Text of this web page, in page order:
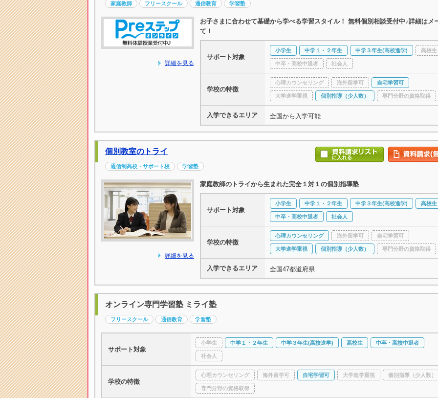
家庭教師 フリースクール 通信教育 学習塾
詳細を見る
お子さまに合わせて基礎から学べる学習スタイル！ 無料個別相談受付中♪詳細はメ
て！
サポート対象
小学生 中学１・２年生 中学３年生(高校進学) 高校生
中卒・高校中退者 社会人
学校の特徴
心理カウンセリング 海外留学可 自宅学習可
大学進学重視 個別指導（少人数） 専門分野の資格取得
入学できるエリア 全国から入学可能
個別教室のトライ
通信制高校・サポート校 学習塾
詳細を見る
家庭教師のトライから生まれた完全１対１の個別指導塾
サポート対象
小学生 中学１・２年生 中学３年生(高校進学) 高校生
中卒・高校中退者 社会人
学校の特徴
心理カウンセリング 海外留学可 自宅学習可
大学進学重視 個別指導（少人数） 専門分野の資格取得
入学できるエリア 全国47都道府県
オンライン専門学習塾 ミライ塾
フリースクール 通信教育 学習塾
サポート対象
小学生 中学１・２年生 中学３年生(高校進学) 高校生 中卒・高校中退者
社会人
学校の特徴
心理カウンセリング 海外留学可 自宅学習可 大学進学重視 個別指導（少人数）
専門分野の資格取得